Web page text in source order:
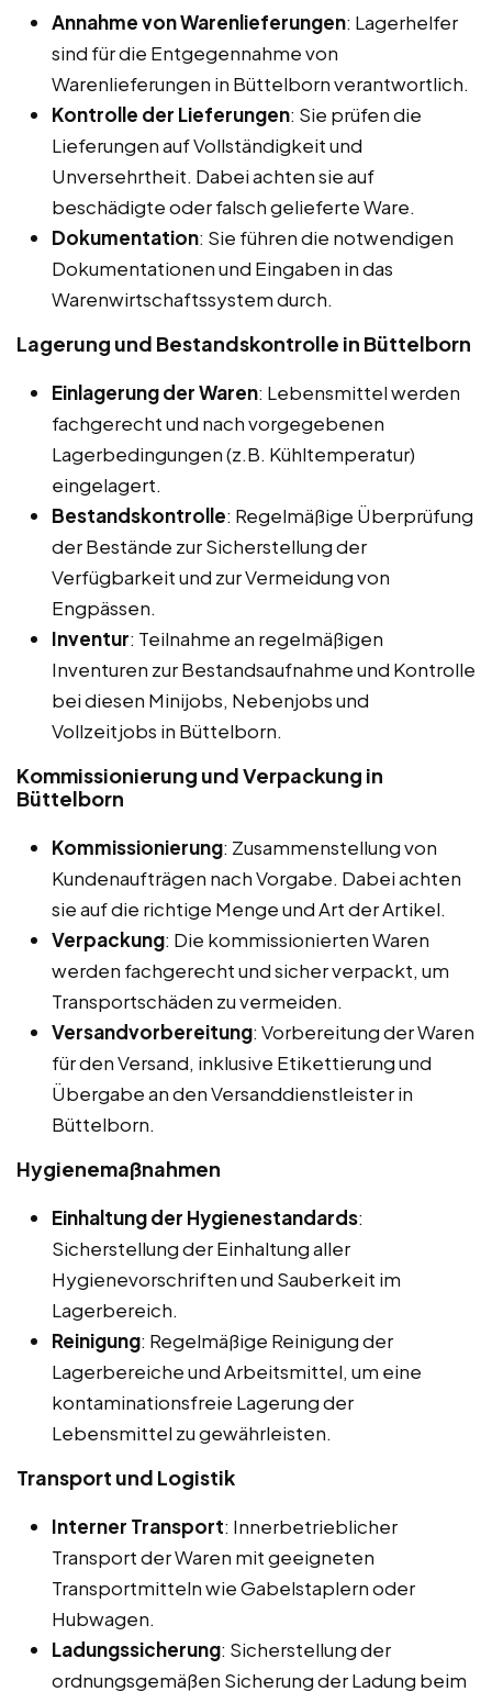
Annahme von Warenlieferungen: Lagerhelfer
sind für die Entgegennahme von
Warenlieferungen in Büttelborn verantwortlich.
Kontrolle der Lieferungen: Sie prüfen die
Lieferungen auf Vollständigkeit und
Unversehrtheit. Dabei achten sie auf
beschädigte oder falsch gelieferte Ware.
Dokumentation: Sie führen die notwendigen
Dokumentationen und Eingaben in das
Warenwirtschaftssystem durch.
Lagerung und Bestandskontrolle in Büttelborn
Einlagerung der Waren: Lebensmittel werden
fachgerecht und nach vorgegebenen
Lagerbedingungen (z.B. Kühltemperatur)
eingelagert.
Bestandskontrolle: Regelmäßige Überprüfung
der Bestände zur Sicherstellung der
Verfügbarkeit und zur Vermeidung von
Engpässen.
Inventur: Teilnahme an regelmäßigen
Inventuren zur Bestandsaufnahme und Kontrolle
bei diesen Minijobs, Nebenjobs und
Vollzeitjobs in Büttelborn.
Kommissionierung und Verpackung in
Büttelborn
Kommissionierung: Zusammenstellung von
Kundenaufträgen nach Vorgabe. Dabei achten
sie auf die richtige Menge und Art der Artikel.
Verpackung: Die kommissionierten Waren
werden fachgerecht und sicher verpackt, um
Transportschäden zu vermeiden.
Versandvorbereitung: Vorbereitung der Waren
für den Versand, inklusive Etikettierung und
Übergabe an den Versanddienstleister in
Büttelborn.
Hygienemaßnahmen
Einhaltung der Hygienestandards:
Sicherstellung der Einhaltung aller
Hygienevorschriften und Sauberkeit im
Lagerbereich.
Reinigung: Regelmäßige Reinigung der
Lagerbereiche und Arbeitsmittel, um eine
kontaminationsfreie Lagerung der
Lebensmittel zu gewährleisten.
Transport und Logistik
Interner Transport: Innerbetrieblicher
Transport der Waren mit geeigneten
Transportmitteln wie Gabelstaplern oder
Hubwagen.
Ladungssicherung: Sicherstellung der
ordnungsgemäßen Sicherung der Ladung beim